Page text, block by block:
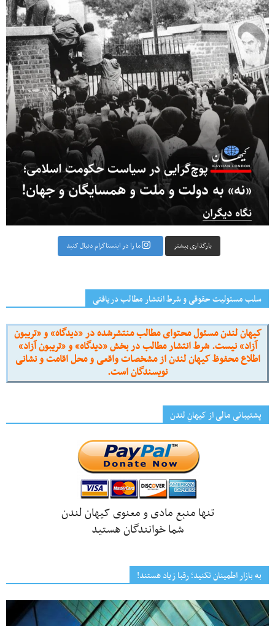
بارگذاری بیشتر ما را در اینستاگرام دنبال کنید
سلب مسئولیت حقوقی و شرط انتشار مطالب دریافتی
کیهان لندن مسئول محتوای مطالب منتشرشده در «دیدگاه» و «تریبون
آزاد» نیست. شرط انتشار مطالب در بخش «دیدگاه» و «تریبون آزاد»
اطلاع محفوظ کیهان لندن از مشخصات واقعی و محل اقامت و نشانی
نویسندگان است.
پشتیبانی مالی از کیهانِ لندن
تنها منبع مادی و معنوی کیهان لندن
شما خوانندگان هستید
به بازار اطمینان نکنید؛ رقبا زیاد هستند!